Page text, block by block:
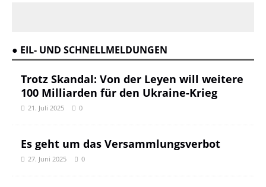
● EIL- UND SCHNELLMELDUNGEN
Trotz Skandal: Von der Leyen will weitere
100 Milliarden für den Ukraine-Krieg
21. Juli 2025 0
Es geht um das Versammlungsverbot
27. Juni 2025 0